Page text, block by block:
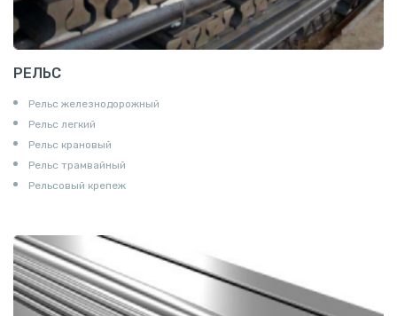
РЕЛЬС
Рельс железнодорожный
Рельс легкий
Рельс крановый
Рельс трамвайный
Рельсовый крепеж